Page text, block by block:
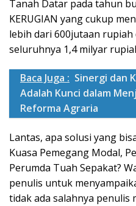
Tanah Datar pada tahun
KERUGIAN yang cukup
lebih dari 600jutaan
seluruhnya 1,4 milyar
Baca Juga : Sinergi dan
Adalah Kunci dalam
Reforma Agraria
Lantas, apa solusi yang
Kuasa Pemegang Modal,
Perumda Tuah Sepakat?
penulis untuk
tidak ada salahnya